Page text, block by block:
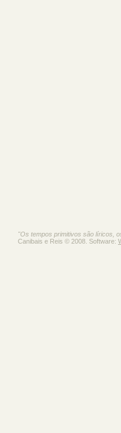
"Os tempos primitivos são líricos,
Canibais e Reis © 2008. Software: